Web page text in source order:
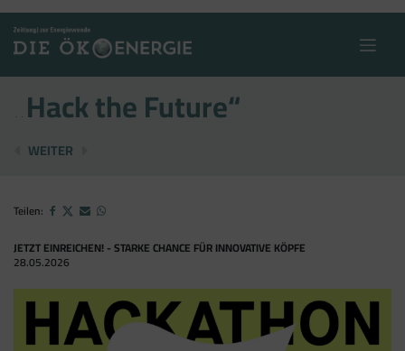
content
„Hack the Future“
IEA-BERICHT: AUSBAU ZU LANGSAM
WEITER
Teilen:
JETZT EINREICHEN! - STARKE CHANCE FÜR INNOVATIVE KÖPFE
28.05.2026